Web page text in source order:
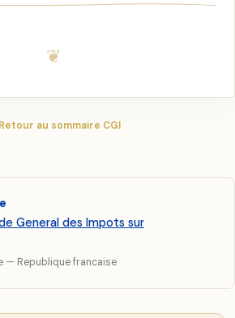
au sommaire CGI
General des Impots sur
— Republique francaise